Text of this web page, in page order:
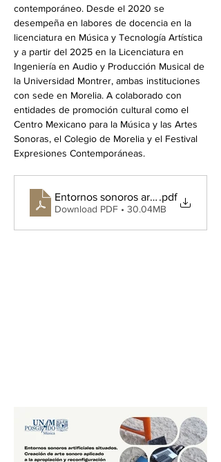
contemporáneo. Desde el 2020 se
desempeña en labores de docencia en la
licenciatura en Música y Tecnología Artística
y a partir del 2025 en la Licenciatura en
Ingeniería en Audio y Producción Musical de
la Universidad Montrer, ambas instituciones
con sede en Morelia. A colaborado con
entidades de promoción cultural como el
Centro Mexicano para la Música y las Artes
Sonoras, el Colegio de Morelia y el Festival
Expresiones Contemporáneas.
Entornos sonoros artificiales
.pdf
Download PDF • 30.04MB